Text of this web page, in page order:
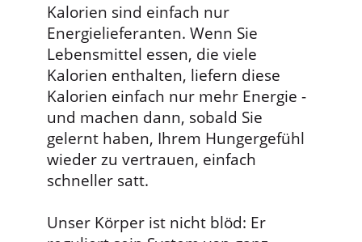
Kalorien sind einfach nur
Energielieferanten. Wenn Sie
Lebensmittel essen, die viele
Kalorien enthalten, liefern diese
Kalorien einfach nur mehr Energie -
und machen dann, sobald Sie
gelernt haben, Ihrem Hungergefühl
wieder zu vertrauen, einfach
schneller satt.
Unser Körper ist nicht blöd: Er